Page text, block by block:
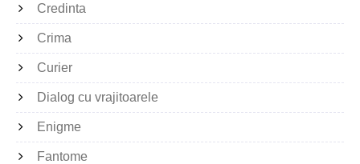
Credinta
Crima
Curier
Dialog cu vrajitoarele
Enigme
Fantome